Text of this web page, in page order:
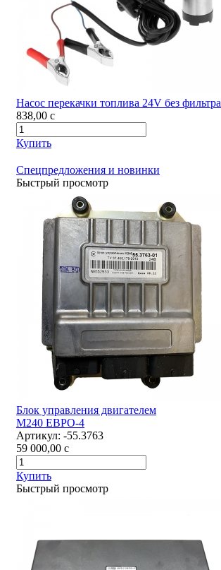
Насос перекачки топлива 24V без фильтра
838,00 c
Купить
Спецпредложения и новинки
Быстрый просмотр
Блок управления двигателем
М240 ЕВРО-4
Артикул: -55.3763
59 000,00 c
Купить
Быстрый просмотр